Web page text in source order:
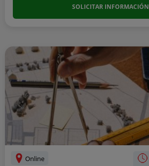
SOLICITAR INFORMACIÓN
Online